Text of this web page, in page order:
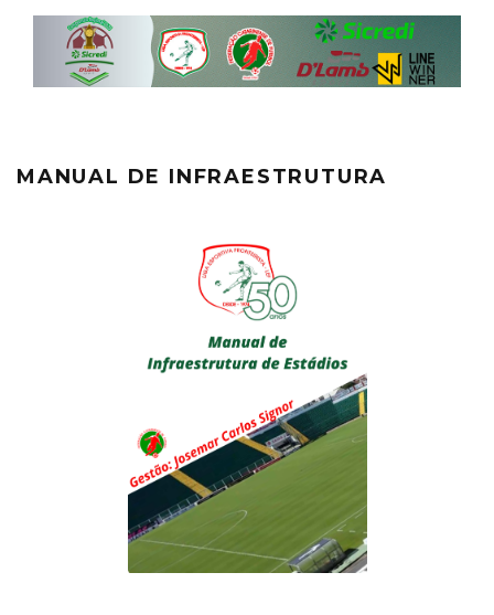
MANUAL DE INFRAESTRUTURA